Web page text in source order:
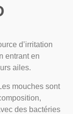
d’irritation
entrant en
ailes.
mouches sont
des bactéries